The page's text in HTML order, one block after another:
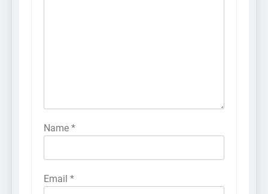
Name *
Email *